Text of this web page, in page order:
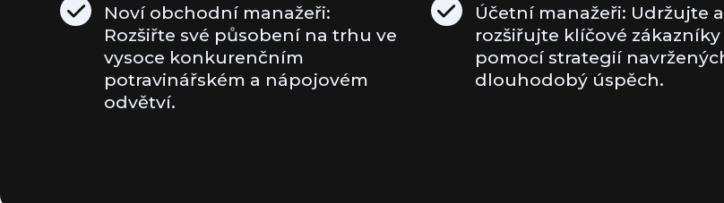
Noví obchodní manažeři:
Rozšiřte své působení na trhu ve
vysoce konkurenčním
potravinářském a nápojovém
odvětví.
Účetní manažeři: Udržujte a
rozšiřujte klíčové zákazníky
pomocí strategií
dlouhodobý úspěch.